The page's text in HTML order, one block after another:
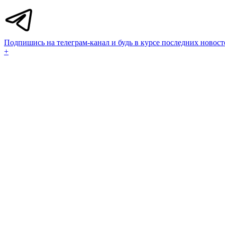
Подпишись на телеграм-канал и будь в курсе последних
+